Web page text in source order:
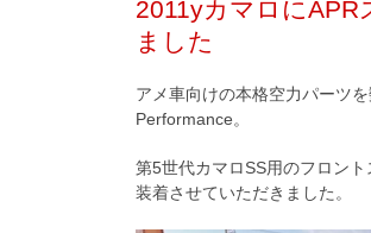
2011yカマロに
ました
アメ車向けの本格空力パーツ
Performance。
第5世代カマロSS用のフロン
装着させていただきました。